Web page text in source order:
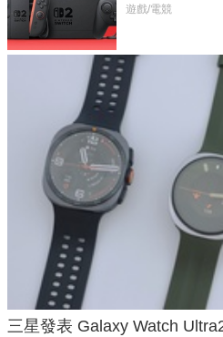
戲卡的選擇
遊戲/電競
三星發表 Galaxy Watch